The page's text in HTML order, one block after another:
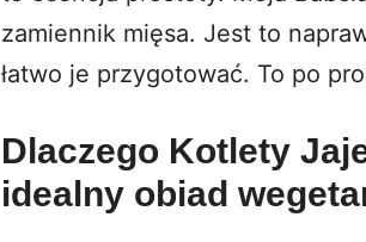
zamiennik mięsa. Jest to
łatwo je przygotować. To po
Dlaczego Kotlety
idealny obiad